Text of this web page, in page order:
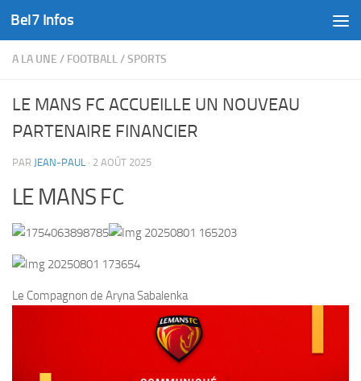
Skip to content
Bel7 Infos
A LA UNE / FOOTBALL/SPORTS
LE MANS FC ACCUEILLE UN NOUVEAU
PARTENAIRE FINANCIER
PAR JEAN-PAUL · 2 AOÛT 2025
LE MANS FC
Le Compagnon de Aryna Sabalenka